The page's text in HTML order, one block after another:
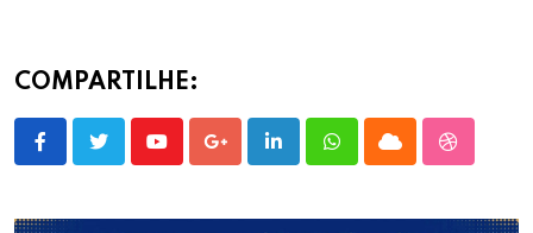
COMPARTILHE:
YoutubeGoogle+LinkedInWhatsappCloud